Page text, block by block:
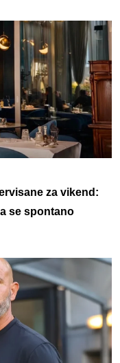
za vikend:
se spontano